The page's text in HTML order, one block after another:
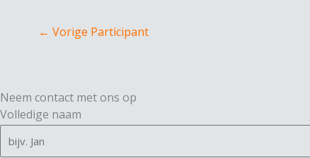
← Vorige Participant
Neem contact met ons op
Volledige naam